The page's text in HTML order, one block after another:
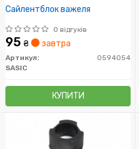
Сайлентблок важеля
0 відгуків
95 ₴ завтра
Артикул:
0594054
SASIC
КУПИТИ